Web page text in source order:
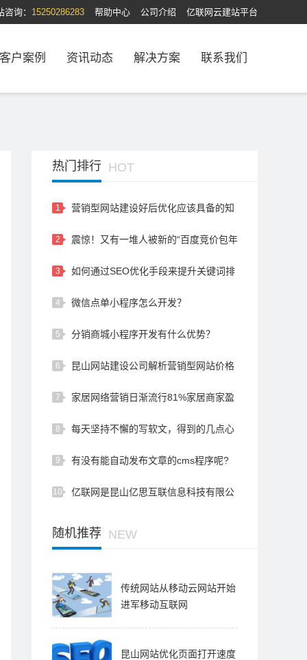
亿联网云建站平台
公司介绍
帮助中心
询： 15250286283
客户案例 资讯动态 解决方案 联系我们
热门排行 HOT
1 营销型网站建设好后优化应该具备的知
识和技巧
2 震惊！又有一堆人被新的“百度竞价包年
骗局”骗倒了，大家要警惕…
3 如何通过SEO优化手段来提升关键词排
名？
4 微信点单小程序怎么开发？
5 分销商城小程序开发有什么优势？
6 昆山网站建设公司解析营销型网站价格
比普通网站贵的原因！
7 家居网络营销日渐流行81%家居商家盈
利
8 每天坚持不懈的写软文，得到的几点心
得感悟
9 有没有能自动发布文章的cms程序呢?
10 亿联网是昆山亿思互联信息科技有限公
随机推荐 NEW
传统网站从移动云网站开始
进军移动互联网
昆山网站优化页面打开速度